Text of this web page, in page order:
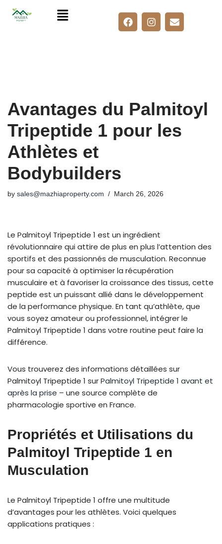
Avantages du Palmitoyl
Tripeptide 1 pour les
Athlètes et
Bodybuilders
by sales@mazhiaproperty.com March 26, 2026
Le Palmitoyl Tripeptide 1 est un ingrédient
révolutionnaire qui attire de plus en plus l’attention des
sportifs et des passionnés de musculation. Reconnue
pour sa capacité à optimiser la récupération
musculaire et à favoriser la croissance des tissus, cette
peptide est un puissant allié dans le développement
de la performance physique. En tant qu’athlète, que
vous soyez amateur ou professionnel, intégrer le
Palmitoyl Tripeptide 1 dans votre routine peut faire la
différence.
Vous trouverez des informations détaillées sur
Palmitoyl Tripeptide 1 surPalmitoyl Tripeptide 1 avant et
après la prise – une source complète de
pharmacologie sportive en France.
Propriétés et Utilisations du
Palmitoyl Tripeptide 1 en
Musculation
Le Palmitoyl Tripeptide 1 offre une multitude
d’avantages pour les athlètes. Voici quelques
applications pratiques :